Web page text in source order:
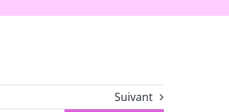
Suivant